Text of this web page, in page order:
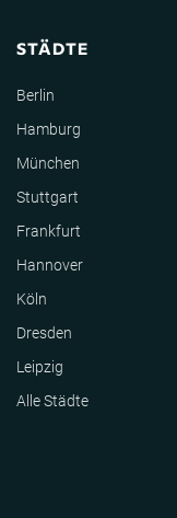
STÄDTE
Berlin
Hamburg
München
Stuttgart
Frankfurt
Hannover
Köln
Dresden
Leipzig
Alle Städte